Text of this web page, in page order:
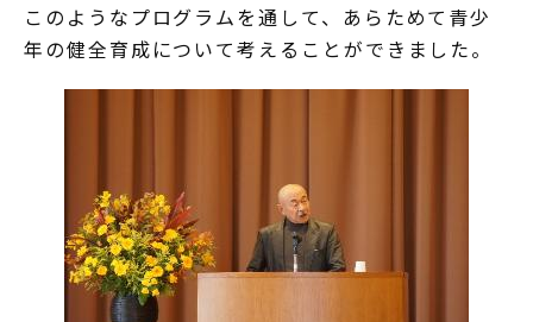
このようなプログラムを通して、あらためて青少
年の健全育成について考えることができました。